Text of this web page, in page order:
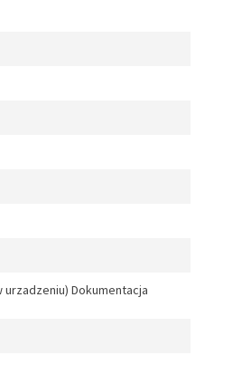
Dokumentacja